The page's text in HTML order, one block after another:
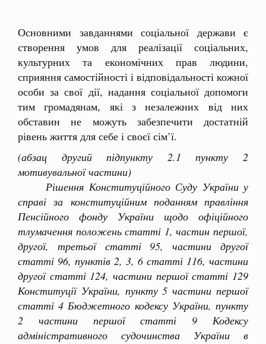
Основними завданнями соціальної держави є
створення умов для реалізації соціальних,
культурних та економічних прав людини,
сприяння самостійності і відповідальності кожної
особи за свої дії, надання соціальної допомоги
тим громадянам, які з незалежних від них
обставин не можуть забезпечити достатній
рівень життя для себе і своєї сім’ї.
(абзац другий підпункту 2.1 пункту 2
мотивувальної частини)
Рішення Конституційного Суду України у
справі за конституційним поданням правління
Пенсійного фонду України щодо офіційного
тлумачення положень статті 1, частин першої,
другої, третьої статті 95, частини другої
статті 96, пунктів 2, 3, 6 статті 116, частини
другої статті 124, частини першої статті 129
Конституції України, пункту 5 частини першої
статті 4 Бюджетного кодексу України, пункту
2 частини першої статті 9 Кодексу
адміністративного судочинства України в